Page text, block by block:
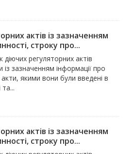
актів із зазначенням
строку про...
діючих регуляторних актів
із зазначенням інформації про
якими вони були введені в
актів із зазначенням
строку про...